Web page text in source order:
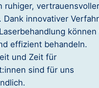
ruhiger, vertrauensvoller
Dank innovativer
effizient behandeln.
und Zeit für
sind für uns